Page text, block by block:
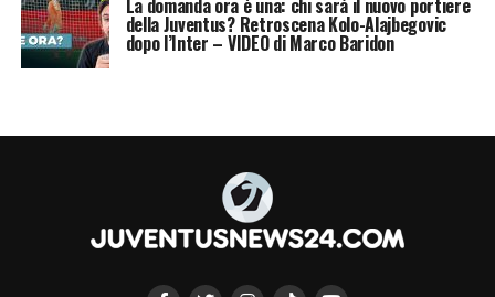
Kvaratskhelia.
Atalanta-Inter
Ruggeri; Koopmeiners, Scamacca, Lookman.
INTER (3-5-2): Sommer; Pavard, Acerbi,
Bastoni; Dumfries, Barella, Calhanoglu,
La domanda ora è una: chi sarà il nuovo portiere
della Juventus? Retroscena Kolo-Alajbegovic
dopo l’Inter – VIDEO di Marco Baridon